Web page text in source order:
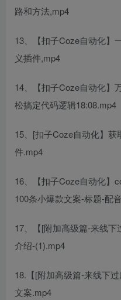
路和方法,mp4
13、【扣子Coze自动化】
义插件,mp4
14、【扣子Coze自动化】
松搞定代码逻辑18:08.mp4
15、[扣子Coze自动化】
件.mp4
16、【扣子Coze自动化】
100条小爆款文案-标题-配
17、【[附加高级篇-来线
介绍-(1).mp4
18.【[附加高级篇-来线下
文案.mp4